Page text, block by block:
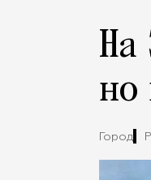
На
но
Город